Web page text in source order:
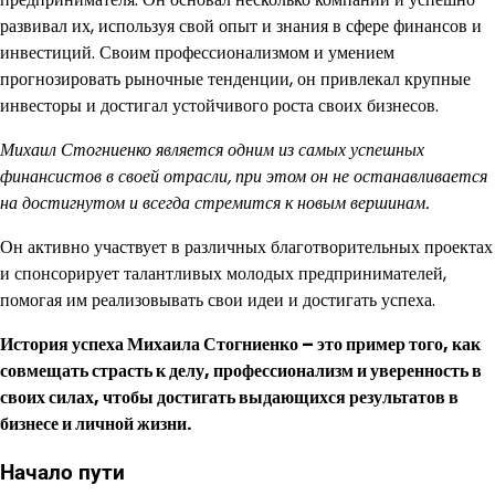
развивал их, используя свой опыт и знания в сфере финансов и
инвестиций. Своим профессионализмом и умением
прогнозировать рыночные тенденции, он привлекал крупные
инвесторы и достигал устойчивого роста своих бизнесов.
Михаил Стогниенко является одним из самых успешных
финансистов в своей отрасли, при этом он не останавливается
на достигнутом и всегда стремится к новым вершинам.
Он активно участвует в различных благотворительных проектах
и спонсорирует талантливых молодых предпринимателей,
помогая им реализовывать свои идеи и достигать успеха.
История успеха Михаила Стогниенко – это пример того, как
совмещать страсть к делу, профессионализм и уверенность в
своих силах, чтобы достигать выдающихся результатов в
бизнесе и личной жизни.
Начало пути